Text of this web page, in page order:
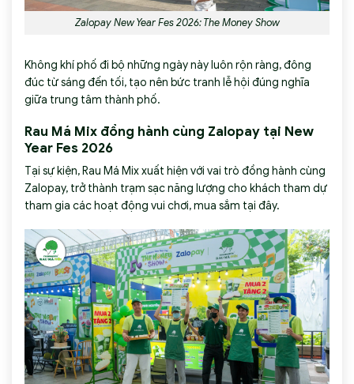
Zalopay New Year Fes 2026: The Money Show
Không khí phố đi bộ những ngày này luôn rộn ràng, đông
đúc từ sáng đến tối, tạo nên bức tranh lễ hội đúng nghĩa
giữa trung tâm thành phố.
Rau Má Mix đồng hành cùng Zalopay tại New
Year Fes 2026
Tại sự kiện, Rau Má Mix xuất hiện với vai trò đồng hành cùng
Zalopay, trở thành trạm sạc năng lượng cho khách tham dự
tham gia các hoạt động vui chơi, mua sắm tại đây.